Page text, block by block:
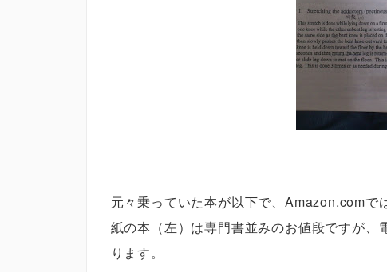
元々乗っていた本が以下で、Amazon.comで
紙の本（左）は専門書並みのお値段ですが
ります。